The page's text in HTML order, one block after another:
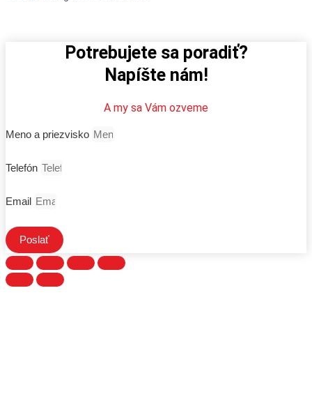
Potrebujete sa poradiť?
Napíšte nám!
A my sa Vám ozveme
Meno a priezvisko
Telefón
Email
Poslať